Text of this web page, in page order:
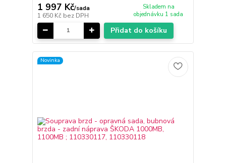
1 997 Kč/sada
1 650 Kč bez DPH
Skladem na
objednávku 1 sada
Přidat do košíku
Novinka